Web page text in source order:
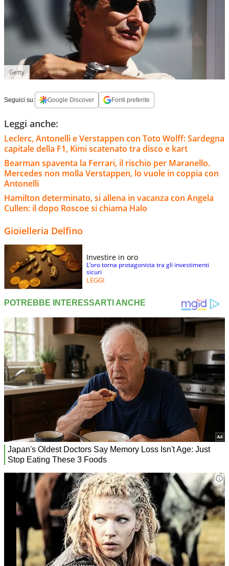
Getty
Seguici su: Google Discover Fonti preferite
Leggi anche:
Leclerc, Antonelli e Verstappen con Toto Wolff: Sardegna
capitale della F1, Kimi scatenato tra disco e kart
Bearman spaventa la Ferrari, il rischio per Maranello.
Mercedes non molla Verstappen, lo vuole in coppia con
Antonelli
Hamilton determinato, si allena in vacanza con Angela
Cullen: il dopo Roscoe si chiama Halo
Gioielleria Delfino
Investire in oro
L’oro torna protagonista tra gli investimenti
sicuri
LEGGI